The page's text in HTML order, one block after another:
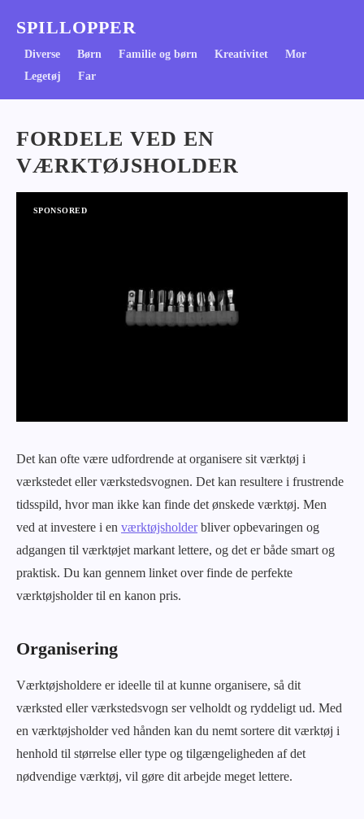
SPILLOPPER
Diverse Børn Familie og børn Kreativitet
Mor
Legetøj
Far
FORDELE VED EN
VÆRKTØJSHOLDER
Det kan ofte være udfordrende at organisere sit værktøj i
værkstedet eller værkstedsvognen. Det kan resultere i frustrende
tidsspild, hvor man ikke kan finde det ønskede værktøj. Men
ved at investere i en værktøjsholderbliver opbevaringen og
adgangen til værktøjet markant lettere, og det er både smart og
praktisk. Du kan gennem linket over finde de perfekte
værktøjsholder til en kanon pris.
Organisering
Værktøjsholdere er ideelle til at kunne organisere, så dit
værksted eller værkstedsvogn ser velholdt og ryddeligt ud. Med
en værktøjsholder ved hånden kan du nemt sortere dit værktøj i
henhold til størrelse eller type og tilgængeligheden af det
nødvendige værktøj, vil gøre dit arbejde meget lettere.